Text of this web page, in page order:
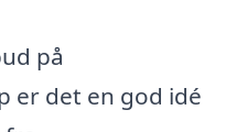
på
er det en god idé